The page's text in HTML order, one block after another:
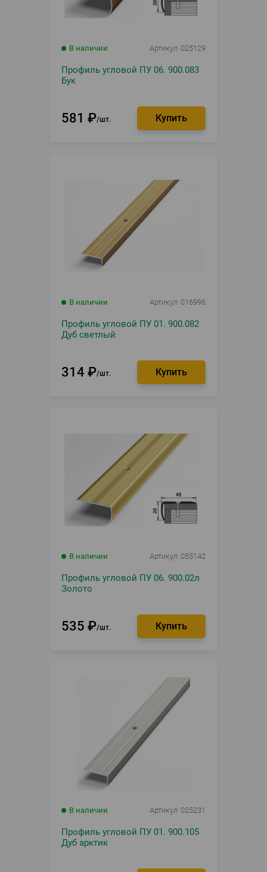
В наличии Артикул 025129
Профиль угловой ПУ 06. 900.083
Бук
581 ₽ шт.
В наличии Артикул 016996
Профиль угловой ПУ 01. 900.082
Дуб светлый
314 ₽ шт.
В наличии Артикул 055142
Профиль угловой ПУ 06. 900.02л
Золото
535 ₽ шт.
В наличии Артикул 025231
Профиль угловой ПУ 01. 900.105
Дуб арктик